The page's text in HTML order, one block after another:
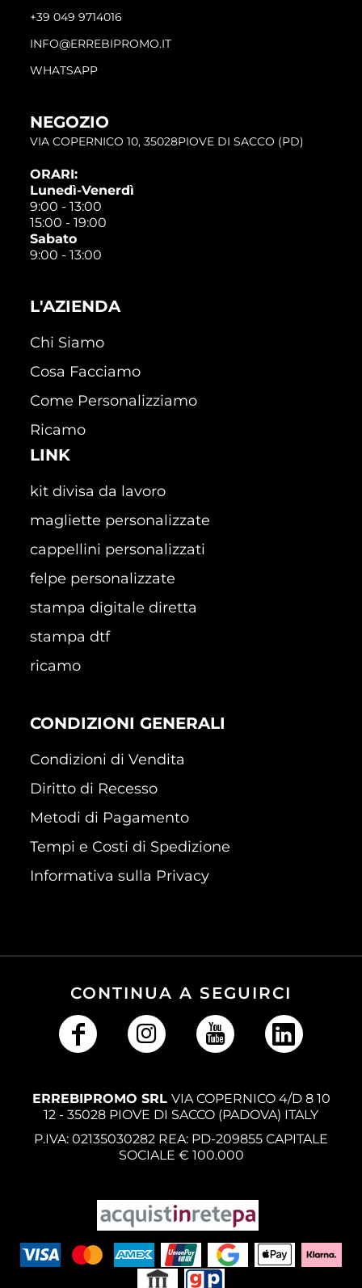
+39 049 9714016
INFO@ERREBIPROMO.IT
WHATSAPP
NEGOZIO
VIA COPERNICO 10, 35028PIOVE DI SACCO (PD)
ORARI:
Lunedì-Venerdì
9:00 - 13:00
15:00 - 19:00
Sabato
9:00 - 13:00
L'AZIENDA
Chi Siamo
Cosa Facciamo
Come Personalizziamo
Ricamo
LINK
kit divisa da lavoro
magliette personalizzate
cappellini personalizzati
felpe personalizzate
stampa digitale diretta
stampa dtf
ricamo
CONDIZIONI GENERALI
Condizioni di Vendita
Diritto di Recesso
Metodi di Pagamento
Tempi e Costi di Spedizione
Informativa sulla Privacy
CONTINUA A SEGUIRCI
ERREBIPROMO SRL VIA COPERNICO 4/D 8 10
12 - 35028 PIOVE DI SACCO (PADOVA) ITALY
P.IVA: 02135030282 REA: PD-209855 CAPITALE
SOCIALE € 100.000